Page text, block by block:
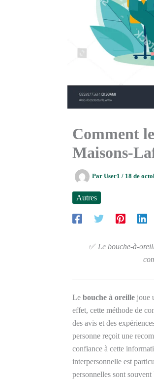
Comment
Maisons-
Par User1 / 18 de
Autres
✅ Le bouche-à-
Le bouche à oreille joue
effet, cette méthode de
des avis et des
personne reçoit une
confiance à cette
interpersonnelle est
personnelles sont souvent